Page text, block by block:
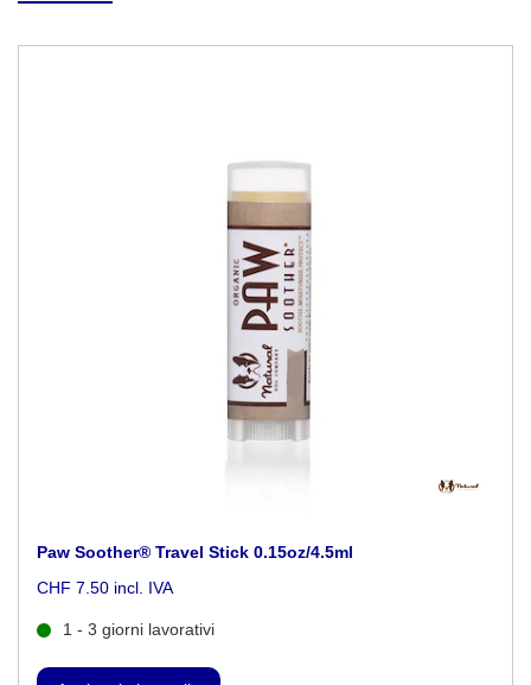
Paw Soother® Travel Stick 0.15oz/4.5ml
CHF 7.50 incl. IVA
1 - 3 giorni lavorativi